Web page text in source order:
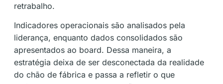
retrabalho.
Indicadores operacionais são analisados pela
liderança, enquanto dados consolidados são
apresentados ao board. Dessa maneira, a
estratégia deixa de ser desconectada da realidade
do chão de fábrica e passa a refletir o que